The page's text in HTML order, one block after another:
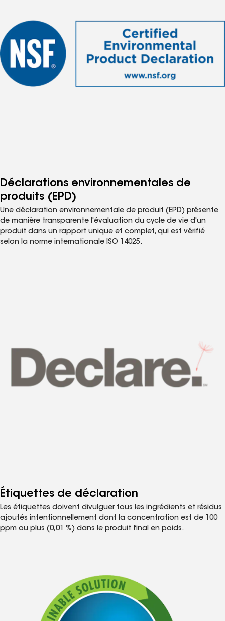
Déclarations environnementales de
produits (EPD)
Une déclaration environnementale de produit (EPD) présente
de manière transparente l'évaluation du cycle de vie d'un
produit dans un rapport unique et complet, qui est vérifié
selon la norme internationale ISO 14025.
Étiquettes de déclaration
Les étiquettes doivent divulguer tous les ingrédients et résidus
ajoutés intentionnellement dont la concentration est de 100
ppm ou plus (0,01 %) dans le produit final en poids.